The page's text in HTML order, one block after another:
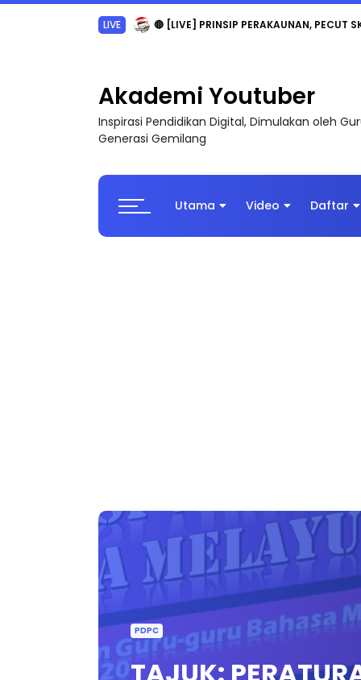
TRANSFORMASI DIGITAL GURU SIRI 7 :
Akademi Youtuber
Inspirasi Pendidikan Digital, Dimulakan oleh
Generasi Gemilang
Utama Video Daftar
PDPC
TAJUK: